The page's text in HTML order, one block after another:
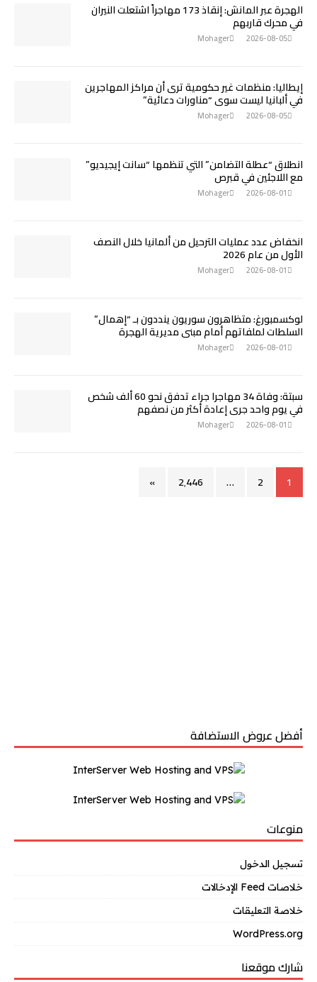
الهجرة عبر المانش: إنقاذ 173 مهاجراً اشتعلت النيران
في محرك قاربهم
2026-08-05
Mohager
إيطاليا: منظمات غير حكومية ترى أن مراكز المهاجرين
في ألبانيا ليست سوى “مناورات دعائية”
2026-08-05
Mohager
انطلاق “عطلة التضامن” التي تنظمها “سانت إيجيديو”
مع اللاجئين في قبرص
2026-08-01
Mohager
انخفاض عدد عمليات الترحيل من ألمانيا خلال النصف
الأول من عام 2026
2026-08-01
Mohager
لوكسمبورغ: متظاهرون سوريون ينددون بـ “إهمال”
السلطات لملفاتهم أمام مبنى مديرية الهجرة
2026-08-01
Mohager
سبتة: وفاة 34 مهاجرا جراء تدفق نحو 60 ألف شخص
في يوم واحد جرى إعادة أكثر من نصفهم
2026-08-01
Mohager
1
2
… 2٬446 »
أفضل عروض الاستضافة
منوعات
تسجيل الدخول
خلاصات Feed الإدخالات
خلاصة التعليقات
WordPress.org
شارك موقعنا